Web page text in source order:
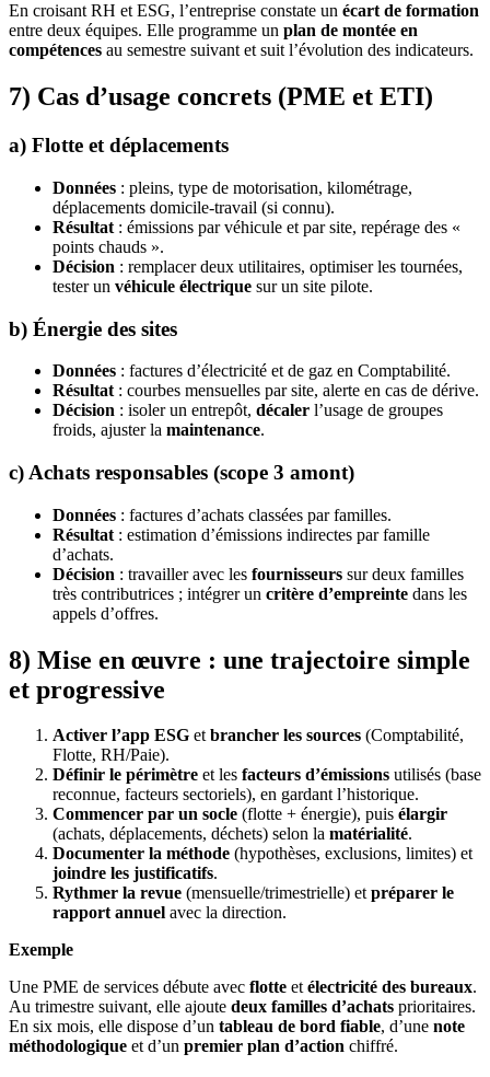
En croisant RH et ESG, l’entreprise constate un écart de formation
entre deux équipes. Elle programme un plan de montée en
compétences au semestre suivant et suit l’évolution des indicateurs.
7) Cas d’usage concrets (PME et ETI)
a) Flotte et déplacements
Données : pleins, type de motorisation, kilométrage,
déplacements domicile-travail (si connu).
Résultat : émissions par véhicule et par site, repérage des «
points chauds ».
Décision : remplacer deux utilitaires, optimiser les tournées,
tester un véhicule électrique sur un site pilote.
b) Énergie des sites
Données : factures d’électricité et de gaz en Comptabilité.
Résultat : courbes mensuelles par site, alerte en cas de dérive.
Décision : isoler un entrepôt, décaler l’usage de groupes
froids, ajuster la maintenance.
c) Achats responsables (scope 3 amont)
Données : factures d’achats classées par familles.
Résultat : estimation d’émissions indirectes par famille
d’achats.
Décision : travailler avec les fournisseurs sur deux familles
très contributrices ; intégrer un critère d’empreinte dans les
appels d’offres.
8) Mise en œuvre : une trajectoire simple
et progressive
Activer l’app ESG etbrancher les sources (Comptabilité,
Flotte, RH/Paie).
Définir le périmètre et les facteurs d’émissions utilisés (base
reconnue, facteurs sectoriels), en gardant l’historique.
Commencer par un socle (flotte + énergie), puis élargir
(achats, déplacements, déchets) selon la matérialité.
Documenter la méthode (hypothèses, exclusions, limites) et
joindre les justificatifs.
Rythmer la revue (mensuelle/trimestrielle) etpréparer le
rapport annuel avec la direction.
Exemple
Une PME de services débute avec flotte etélectricité des bureaux.
Au trimestre suivant, elle ajoute deux familles d’achats prioritaires.
En six mois, elle dispose d’un tableau de bord fiable, d’une note
méthodologique et d’un premier plan d’action chiffré.